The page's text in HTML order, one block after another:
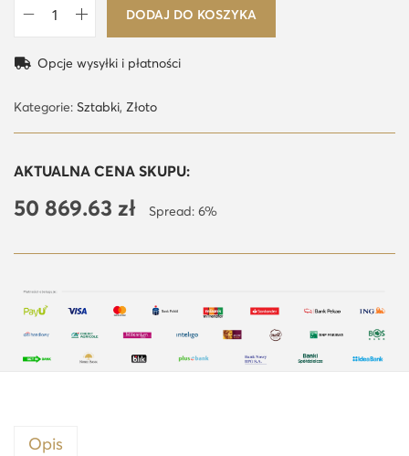
i
ś
0
0
C
r
DODAJ DO KOSZYKA
Opcje wysyłki i płatności
Kategorie: Sztabki, Złoto
AKTUALNA CENA SKUPU:
50 869.63 zł Spread: 6%
Opis